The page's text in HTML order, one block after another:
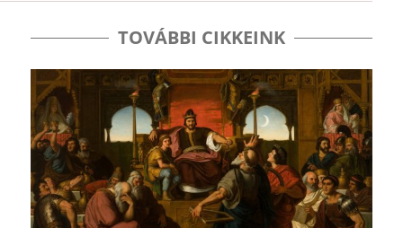
TOVÁBBI CIKKEINK